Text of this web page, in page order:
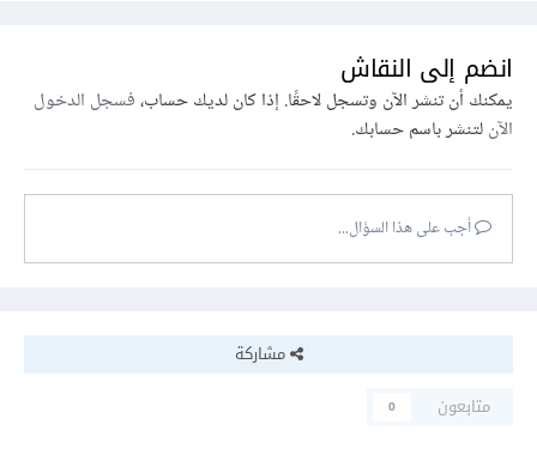
انضم إلى النقاش
يمكنك أن تنشر الآن وتسجل لاحقًا. إذا كان لديك حساب،فسجل الدخول
الآنلتنشر باسم حسابك.
أجب على هذا السؤال...
مشاركة
متابعون
0